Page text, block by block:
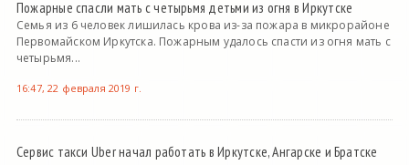
Пожарные спасли мать с четырьмя детьми из огня в Иркутске
Семья из 6 человек лишилась крова из-за пожара в микрорайоне
Первомайском Иркутска. Пожарным удалось спасти из огня мать с
четырьмя...
16:47, 22 февраля 2019 г.
Сервис такси Uber начал работать в Иркутске, Ангарске и Братске